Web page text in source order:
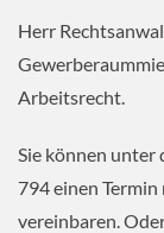
Herr
Arbeitsrecht.
Sie können unter
794 einen
vereinbaren.